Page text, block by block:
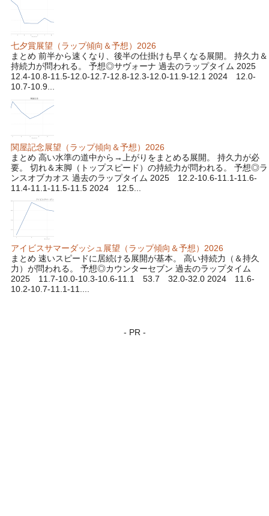
七夕賞展望（ラップ傾向＆予想）2026
まとめ 前半から速くなり、後半の仕掛けも早くなる展開。 持久力＆
持続力が問われる。 予想◎サヴォーナ 過去のラップタイム 2025
12.4-10.8-11.5-12.0-12.7-12.8-12.3-12.0-11.9-12.1 2024 12.0-
10.7-10.9...
関屋記念展望（ラップ傾向＆予想）2026
まとめ 高い水準の道中から→上がりをまとめる展開。 持久力が必
要。 切れ＆末脚（トップスピード）の持続力が問われる。 予想◎ラ
ンスオブカオス 過去のラップタイム 2025 12.2-10.6-11.1-11.6-
11.4-11.1-11.5-11.5 2024 12.5...
アイビスサマーダッシュ展望（ラップ傾向＆予想）2026
まとめ 速いスピードに居続ける展開が基本。 高い持続力（＆持久
力）が問われる。 予想◎カウンターセブン 過去のラップタイム
2025 11.7-10.0-10.3-10.6-11.1 53.7 32.0-32.0 2024 11.6-
10.2-10.7-11.1-11....
- PR -